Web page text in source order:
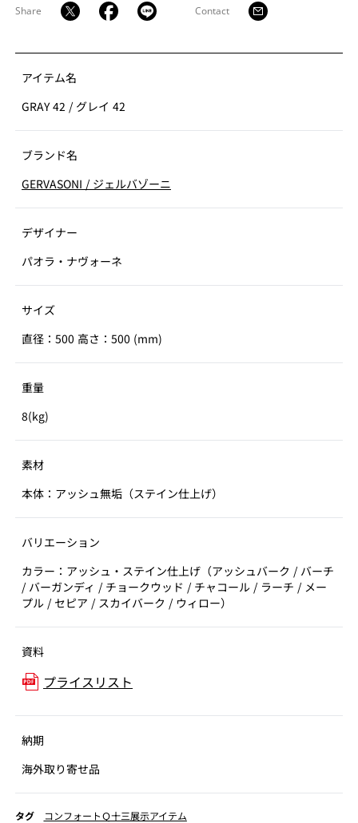
Share Contact
アイテム名
GRAY 42 / グレイ 42
ブランド名
GERVASONI / ジェルバゾーニ
デザイナー
パオラ・ナヴォーネ
サイズ
直径：500 高さ：500 (mm)
重量
8(kg)
素材
本体：アッシュ無垢（ステイン仕上げ）
バリエーション
カラー：アッシュ・ステイン仕上げ（アッシュバーク / バーチ
/ バーガンディ / チョークウッド / チャコール / ラーチ / メー
プル / セピア / スカイバーク / ウィロー）
資料
プライスリスト
納期
海外取り寄せ品
タグ コンフォートＱ十三展示アイテム